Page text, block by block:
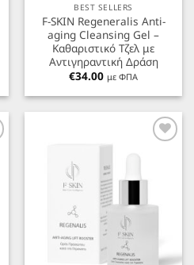
BEST SELLERS
F-SKIN Regeneralis Anti-
aging Cleansing Gel –
Καθαριστικό Τζελ με
Αντιγηραντική Δράση
€34.00 με ΦΠΑ
Προσθήκη
Αγαπημένα